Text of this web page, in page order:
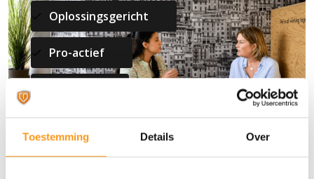
Toestemming Details Over
Oplossingsgericht
Pro-actief